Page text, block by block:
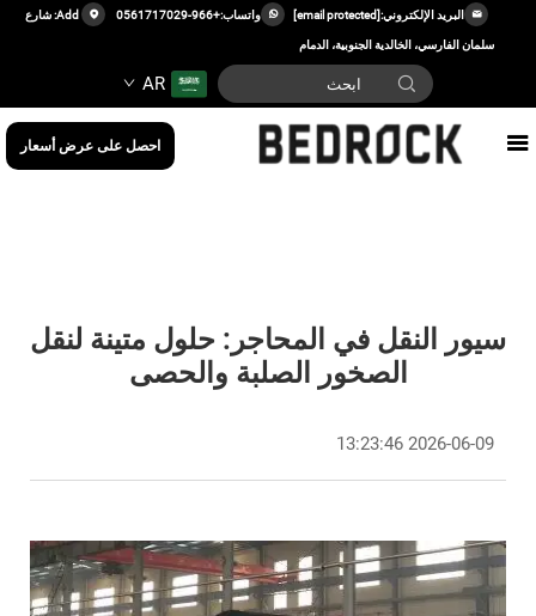
البريد الإلكتروني:[email protected] واتساب:+966-0561717029 Add: شارع
سلمان الفارسي، الخالدية الجنوبية، الدمام
AR
احصل على عرض أسعار
سيور النقل في المحاجر: حلول متينة لنقل
الصخور الصلبة والحصى
2026-06-09 13:23:46